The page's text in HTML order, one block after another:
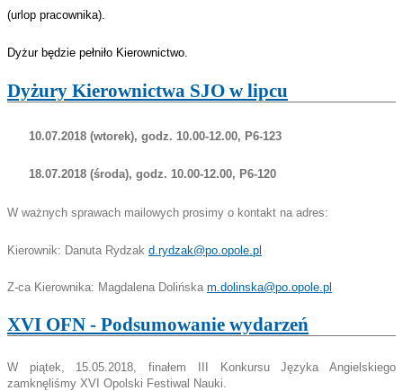
(urlop pracownika).
Dyżur będzie pełniło Kierownictwo.
Dyżury Kierownictwa SJO w lipcu
10.07.2018 (wtorek), godz. 10.00-12.00, P6-123
18.07.2018 (środa), godz. 10.00-12.00, P6-120
W ważnych sprawach mailowych prosimy o kontakt na adres:
Kierownik: Danuta Rydzak d.rydzak@po.opole.pl
Z-ca Kierownika: Magdalena Dolińska m.dolinska@po.opole.pl
XVI OFN - Podsumowanie wydarzeń
W piątek, 15.05.2018, finałem III Konkursu Języka Angielskiego
zamknęliśmy XVI Opolski Festiwal Nauki.